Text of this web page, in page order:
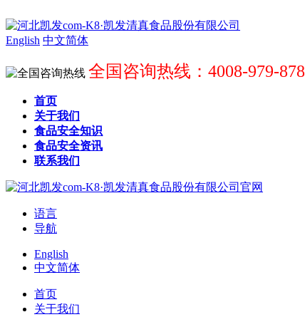
English 中文简体
全国咨询热线：4008-979-878
首页
关于我们
食品安全知识
食品安全资讯
联系我们
语言
导航
English
中文简体
首页
关于我们